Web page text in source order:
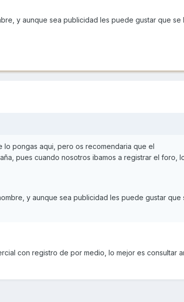
y aunque sea publicidad les puede gustar que se
lo pongas aqui, pero os recomendaria que el
pues cuando nosotros ibamos a registrar el foro,
y aunque sea publicidad les puede gustar que
con registro de por medio, lo mejor es consultar